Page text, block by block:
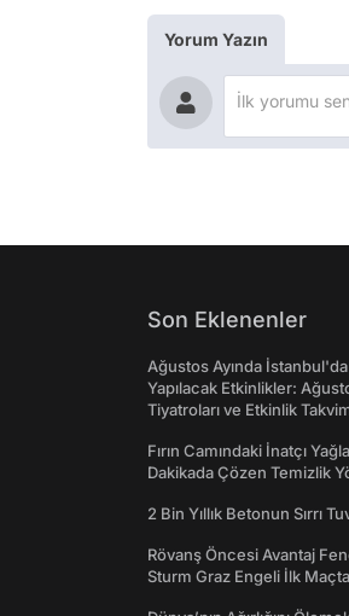
Yorum Yazın
Son Eklenenler
Ağustos Ayında
Yapılacak Etkinlikler:
Tiyatroları ve Etkinlik
Fırın Camındaki İnatçı
Dakikada Çözen Temizlik
2 Bin Yıllık Betonun Sırrı
Rövanş Öncesi Avantaj
Sturm Graz Engeli İlk Maçta